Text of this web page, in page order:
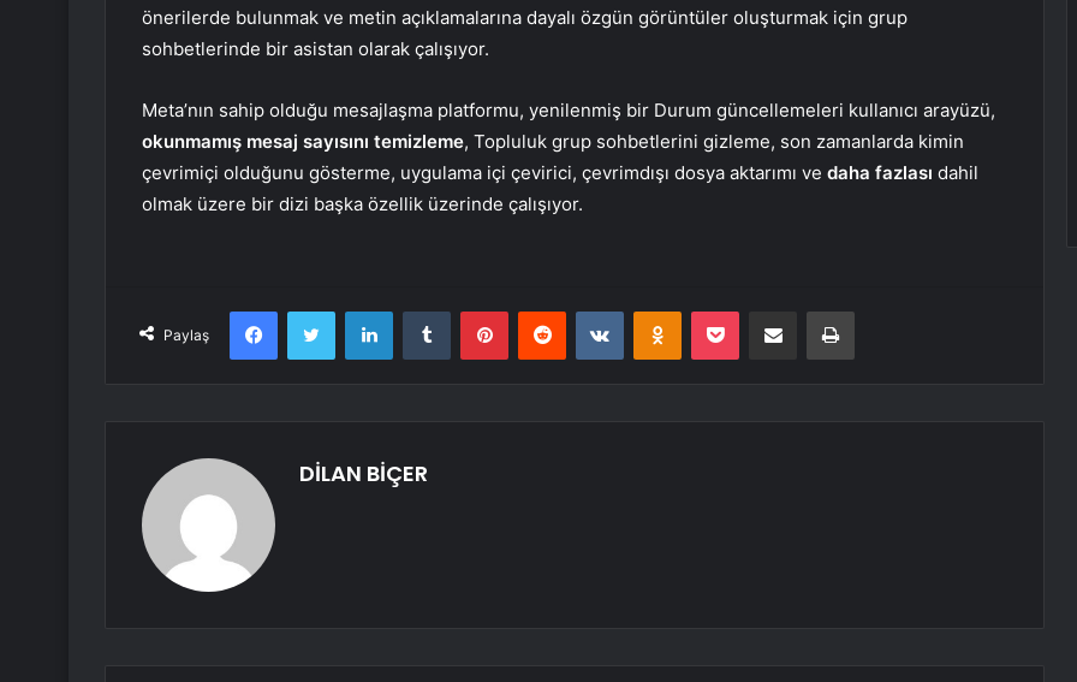
önerilerde bulunmak ve metin açıklamalarına dayalı özgün görüntüler oluşturmak için grup
sohbetlerinde bir asistan olarak çalışıyor.
Meta’nın sahip olduğu mesajlaşma platformu, yenilenmiş bir Durum güncellemeleri kullanıcı arayüzü,
okunmamış mesaj sayısını temizleme, Topluluk grup sohbetlerini gizleme, son zamanlarda kimin
çevrimiçi olduğunu gösterme, uygulama içi çevirici, çevrimdışı dosya aktarımı ve daha fazlası dahil
olmak üzere bir dizi başka özellik üzerinde çalışıyor.
Paylaş
FacebookTwitter LinkedInTumblr PinterestReddit VKontakteOdnoklassniki
Pocket E-Posta ile paylaş Yazdır
DİLAN BİÇER